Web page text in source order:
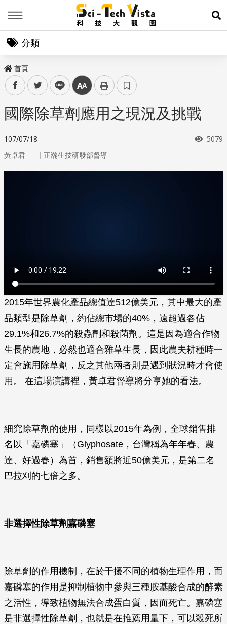
展
分類
首頁
facebooktwitter line 中
國際除草劑應用之現況及挑戰
107/07/18 瀏覽
5079
黃卓君 ｜ 正瀚生技研發部督導
2015年世界農化產品總值達512億美元，其中最大的產
品類型是除草劑，約佔總市場的40%，遠超過各佔
29.1%和26.7%的殺蟲劑和殺菌劑。這是因為適合作物
生長的農地，必然也適合雜草生長，因此農夫耕種時一
定會施用除草劑，反之其他兩者則是遇到狀況時才會使
用。 在這場演講裡，黃卓君督導將分享她的看法。
細究除草劑的使用，同樣以2015年為例，全球銷售排
名以「嘉磷塞」（Glyphosate，台灣稱為年年春、農
達、好過春）為首，銷售額將近50億美元，是第二名
巴拉刈的七倍之多。
非選擇性除草劑嘉磷塞
除草劑的作用機制，在於干擾不同的植物生理作用，而
嘉磷塞的作用是抑制植物中參與三種胺基酸合成的酵素
之活性，導致植物無法合成蛋白質，因而死亡。嘉磷塞
是非選擇性除草劑，也就是在推薦用量下，可以殺死所